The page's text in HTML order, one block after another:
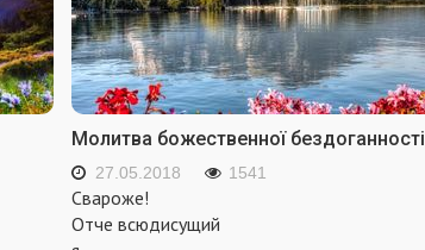
Молитва божественної бездоганності
27.05.2018 1541
Свароже!
Отче всюдисущий